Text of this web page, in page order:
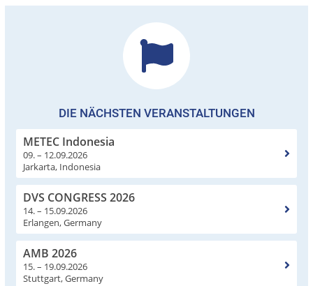
DIE NÄCHSTEN VERANSTALTUNGEN
METEC Indonesia
09. – 12.09.2026
Jarkarta, Indonesia
DVS CONGRESS 2026
14. – 15.09.2026
Erlangen, Germany
AMB 2026
15. – 19.09.2026
Stuttgart, Germany